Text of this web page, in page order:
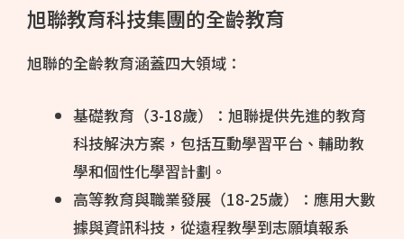
旭聯教育科技集團的全齡教育
旭聯的全齡教育涵蓋四大領域：
基礎教育（3-18歲）：旭聯提供先進的教育
科技解決方案，包括互動學習平台、輔助教
學和個性化學習計劃。
高等教育與職業發展（18-25歲）：應用大數
據與資訊科技，從遠程教學到志願填報系